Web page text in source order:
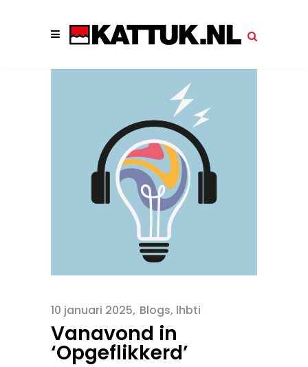
10 januari 2025 Blogs, lhbti
Vanavond in
‘Opgeflikkerd’